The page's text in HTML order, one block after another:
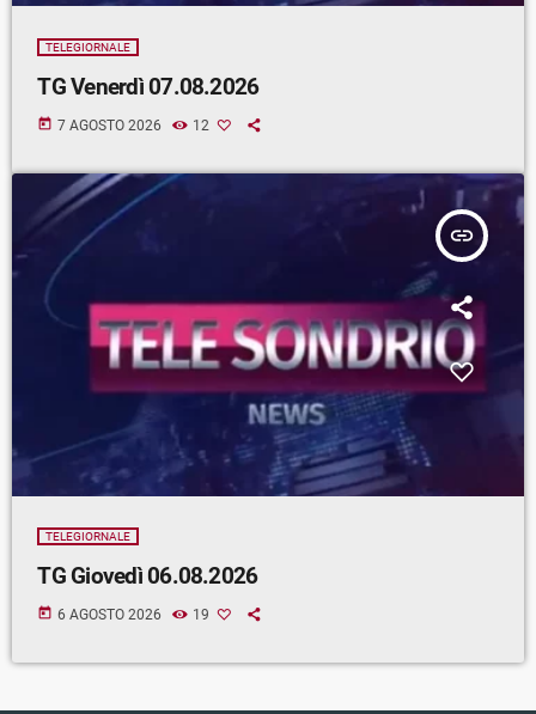
TELEGIORNALE
TG Venerdì 07.08.2026
today 7 AGOSTO 2026 12
insert_link
TELEGIORNALE
TG Giovedì 06.08.2026
today 6 AGOSTO 2026 19